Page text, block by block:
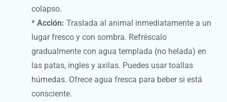
colapso.
*Acción: Traslada al animal inmediatamente a un
lugar fresco y con sombra. Refréscalo
gradualmente con agua templada (no helada) en
las patas, ingles y axilas. Puedes usar toallas
húmedas. Ofrece agua fresca para beber si está
consciente.